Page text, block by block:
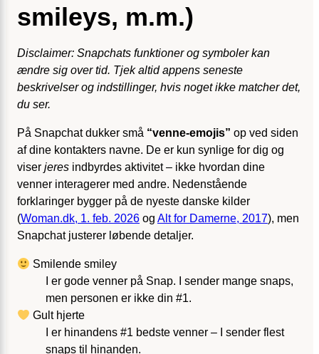
smileys, m.m.)
Disclaimer: Snapchats funktioner og symboler kan
ændre sig over tid. Tjek altid appens seneste
beskrivelser og indstillinger, hvis noget ikke matcher det,
du ser.
På Snapchat dukker små “venne-emojis” op ved siden
af dine kontakters navne. De er kun synlige for dig og
viser jeres indbyrdes aktivitet – ikke hvordan dine
venner interagerer med andre. Neden­stående
forklaringer bygger på de nyeste danske kilder
(Woman.dk, 1. feb. 2026 og Alt for Damerne, 2017), men
Snapchat justerer løbende detaljer.
Smilende smiley
I er gode venner på Snap. I sender mange snaps,
men personen er ikke din #1.
Gult hjerte
I er hinandens #1 bedste venner – I sender flest
snaps til hinanden.